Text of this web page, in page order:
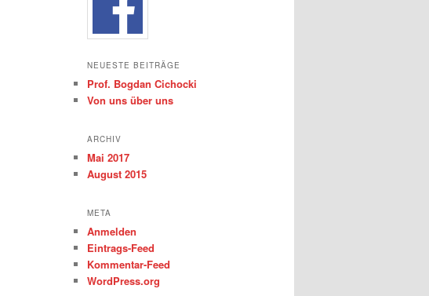
NEUESTE BEITRÄGE
Prof. Bogdan Cichocki
Von uns über uns
ARCHIV
Mai 2017
August 2015
META
Anmelden
Eintrags-Feed
Kommentar-Feed
WordPress.org